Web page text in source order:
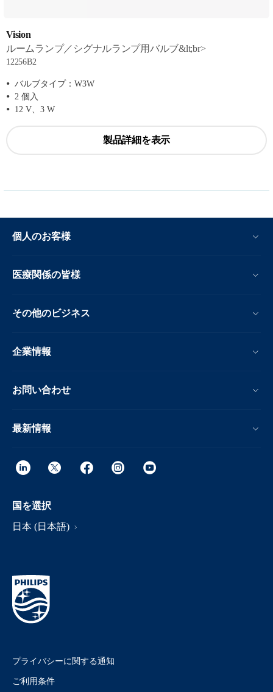
Vision
ルームランプ／シグナルランプ用バルブ&lt;br>
12256B2
バルブタイプ：W3W
2 個入
12 V、3 W
製品詳細を表示
個人のお客様
医療関係の皆様
その他のビジネス
企業情報
お問い合わせ
最新情報
国を選択
日本 (日本語)
プライバシーに関する通知
ご利用条件